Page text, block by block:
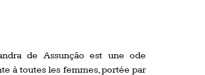
de Assunção est une ode
à toutes les femmes, portée par